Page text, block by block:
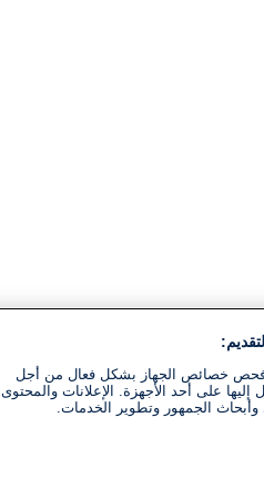
فحص خصائص الجهاز بشكل فعال من أجل
على أحد الأجهزة. الإعلانات والمحتوى
وأبحاث الجمهور وتطوير الخدمات.